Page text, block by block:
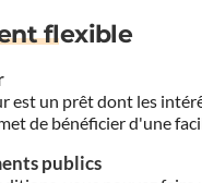
flexible
est un prêt dont les
de bénéficier d'une
publics